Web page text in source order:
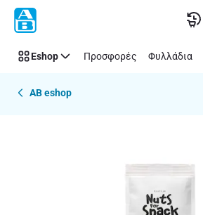
Παράλειψη
Eshop Προσφορές Φυλλάδια
AB eshop